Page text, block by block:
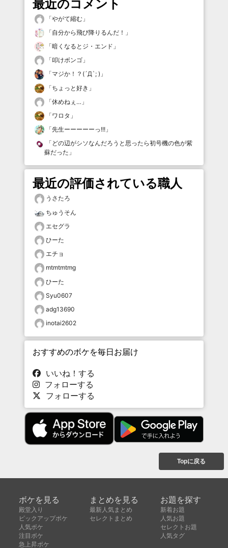
最近のコメント
「やがて縮む 」
「自分から飛び降りるんだ！ 」
「暗くなるとジ・エンド 」
「叩けボンゴ 」
「マジか！？(´Д`; ) 」
「ちょっと好き 」
「休めねぇ… 」
「ワロタ 」
「先生ーーーーーっ!!! 」
「 どの辺がシソなんだろうと思ったら初号機の色が紫
蘇だった 」
最近の評価されている職人
うさたろ
ちゅうそん
エセグラ
ひーた
エチョ
mtmtmtmg
ひーた
Syu0607
adg13690
inotai2602
おすすめのボケを毎日お届け
いいね！する
フォローする
フォローする
Topに戻る
ボケを見る
殿堂入り
ピックアップボケ
人気ボケ
注目ボケ
急上昇ボケ
まとめを見る
最新人気まとめ
セレクトまとめ
お題を探す
新着お題
人気お題
セレクトお題
人気タグ